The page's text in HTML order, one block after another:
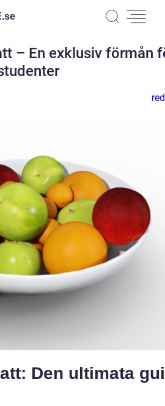
se
– En exklusiv förmån
Den ultimata